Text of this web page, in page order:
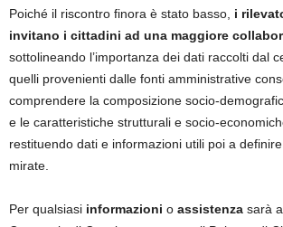
Poiché il riscontro finora è stato basso, i
invitano i cittadini ad una maggiore
sottolineando l’importanza dei dati raccolti dal
quelli provenienti dalle fonti amministrative
comprendere la composizione socio-
e le caratteristiche strutturali e socio-
restituendo dati e informazioni utili poi a
mirate.
Per qualsiasi informazioni o assistenza sarà